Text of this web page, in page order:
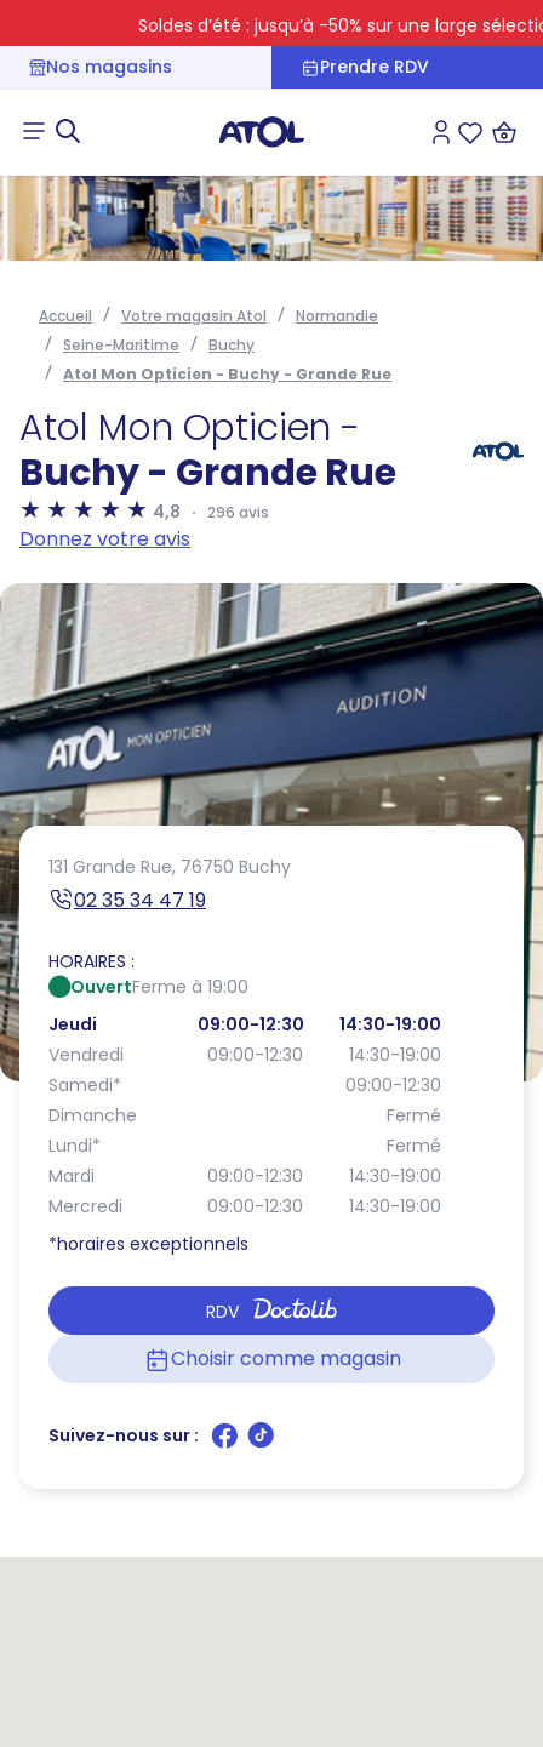
Soldes d’été : jusqu’à -50% sur une large sélection
Nos magasins
Prendre RDV
Connexion
Accueil Votre magasin Atol
Normandie
Seine-Maritime
Buchy
Atol Mon Opticien - Buchy - Grande Rue
Atol Mon Opticien -
Buchy - Grande Rue
4,8 296 avis
Donnez votre avis
131 Grande Rue, 76750 Buchy
02 35 34 47 19
HORAIRES :
OuvertFerme à 19:00
Jeudi
09:00-12:30
14:30-19:00
Vendredi
09:00-12:30
14:30-19:00
Samedi*
09:00-12:30
Dimanche
Fermé
Lundi*
Fermé
Mardi
09:00-12:30
14:30-19:00
Mercredi
09:00-12:30
14:30-19:00
*horaires exceptionnels
RDV
Choisir comme magasin
Suivez-nous sur :